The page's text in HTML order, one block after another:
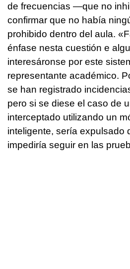
de frecuencias —que no
confirmar que no había
prohibido dentro del aula.
énfase nesta cuestión e
interesáronse por este
representante académico.
se han registrado
pero si se diese el caso de
interceptado utilizando un
inteligente, sería expulsado
impediría seguir en las